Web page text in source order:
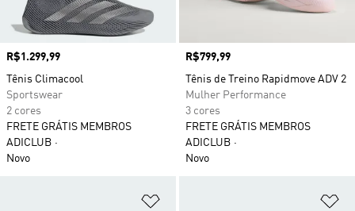
Preço
R$1.299,99
Tênis Climacool
Sportswear
2 cores
FRETE GRÁTIS MEMBROS
ADICLUB
Novo
Preço
R$799,99
Tênis de Treino Rapidmove ADV 2
Mulher Performance
3 cores
FRETE GRÁTIS MEMBROS
ADICLUB
Novo